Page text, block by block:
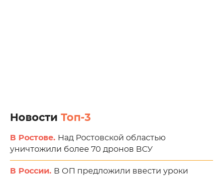
Новости Топ-3
В Ростове. Над Ростовской областью
уничтожили более 70 дронов ВСУ
В России. В ОП предложили ввести уроки